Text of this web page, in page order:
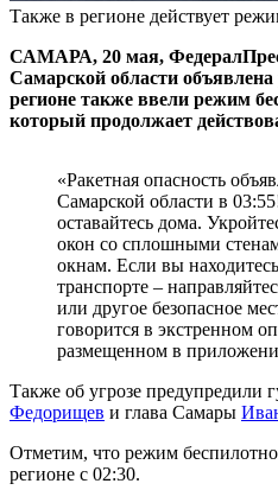
Также в регионе действует
САМАРА, 20 мая,
Самарской области объявлена
регионе также ввели режим
который продолжает
«Ракетная опасность
Самарской области в
оставайтесь дома.
окон со сплошными
окнам. Если вы
транспорте –
или другое безопасное
говорится в экстренном
размещенном в
Также об угрозе предупредили
Федорищев и глава Самары
Отметим, что режим
регионе с 02:30.